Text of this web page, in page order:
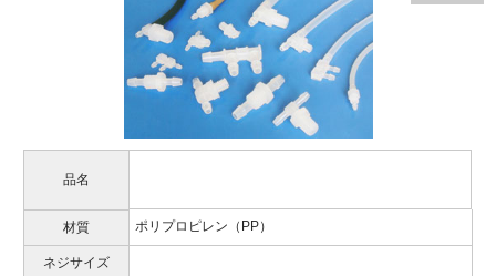
品名
材質 ポリプロピレン（PP）
ネジサイズ